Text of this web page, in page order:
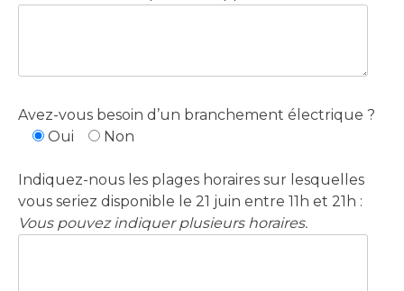
Avez-vous besoin d’un branchement électrique ?
Oui
Non
Indiquez-nous les plages horaires sur lesquelles
vous seriez disponible le 21 juin entre 11h et 21h :
Vous pouvez indiquer plusieurs horaires.